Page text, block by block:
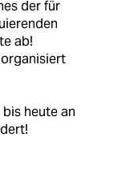
der für
ab!
heute an